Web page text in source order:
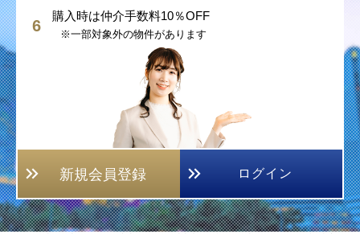
購入時は仲介手数料10％OFF
※一部対象外の物件があります
新規会員登録 ログイン